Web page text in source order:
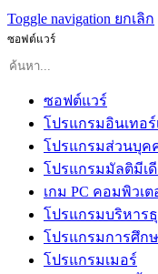
Toggle navigation ยกเลิก
ซอฟต์แวร์
ซอฟต์แวร์
โปรแกรมอินเทอร์
โปรแกรมส่วนบุค
โปรแกรมมัลติมีเ
เกม PC คอมพิวเต
โปรแกรมบริหาร
โปรแกรมการศึก
โปรแกรมเมอร์